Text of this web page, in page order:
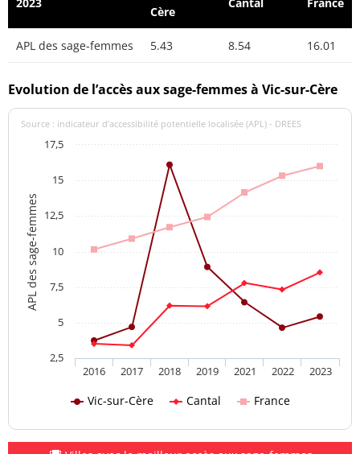
Cère
APL des sage-femmes 5.43 8.54 16.01
Evolution de l’accès aux sage-femmes à Vic-sur-Cère
APL des sage-femmes
Source : indicateur d’accessibilité potentielle localisée (APL) - DREES
Vic-sur-Cère Cantal France
2016 2017 2018 2019 2021 2022 2023
2,5
5
7,5
10
12,5
15
17,5